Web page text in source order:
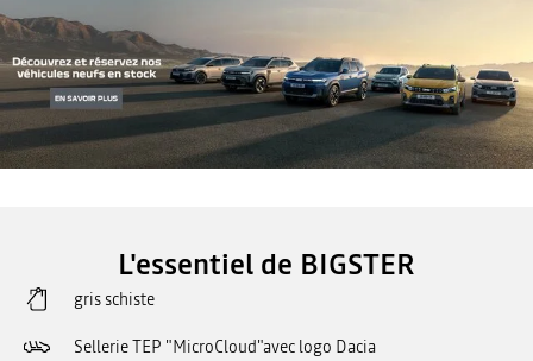
L'essentiel de BIGSTER
gris schiste
Sellerie TEP "MicroCloud"avec logo Dacia